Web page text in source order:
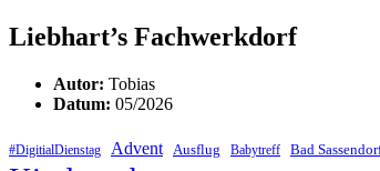
Liebhart’s Fachwerkdorf
Autor: Tobias
Datum: 05/2026
#DigitialDienstag Advent Ausflug Babytreff Bad